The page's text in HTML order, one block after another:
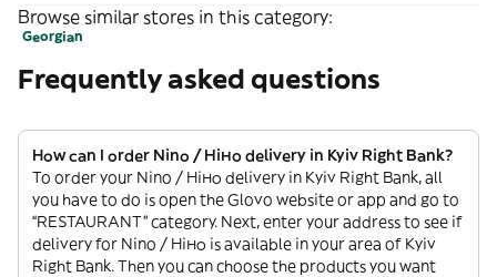
Browse similar stores in this category:
Georgian
Frequently asked questions
How can I order Nino / Ніно delivery in Kyiv Right Bank?
To order your Nino / Ніно delivery in Kyiv Right Bank, all
you have to do is open the Glovo website or app and go to
“RESTAURANT” category. Next, enter your address to see if
delivery for Nino / Ніно is available in your area of Kyiv
Right Bank. Then you can choose the products you want